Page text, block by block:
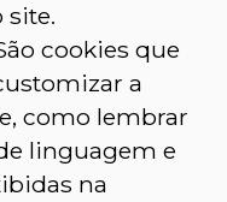
site.
cookies que
a
como lembrar
linguagem e
na